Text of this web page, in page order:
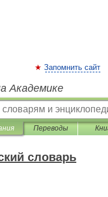
Запомнить сайт
Академике
Переводы
словарь